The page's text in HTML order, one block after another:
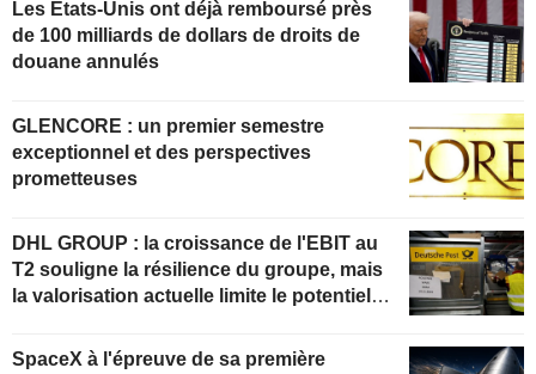
Les Etats-Unis ont déjà remboursé près
de 100 milliards de dollars de droits de
douane annulés
GLENCORE : un premier semestre
exceptionnel et des perspectives
prometteuses
DHL GROUP : la croissance de l'EBIT au
T2 souligne la résilience du groupe, mais
la valorisation actuelle limite le potentiel
SpaceX à l'épreuve de sa première